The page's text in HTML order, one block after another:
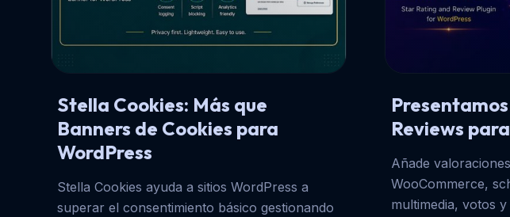
Stella Cookies: Más que
Banners de Cookies para
WordPress
Stella Cookies ayuda a sitios WordPress a
superar el consentimiento básico gestionando
Reviews
Añade
WooCommerce,
multimedia, votos